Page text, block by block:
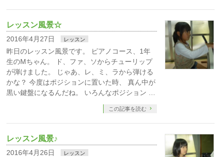
レッスン風景☆
2016年4月27日 レッスン
昨日のレッスン風景です。 ピアノコース、1年
生のMちゃん。 ド、ファ、ソからチューリップ
が弾けました。 じゃあ、レ、ミ、ラから弾ける
かな？ 今度はポジションに置いた時、 真ん中が
黒い鍵盤になるんだね。 いろんなポジション …
この記事を読む
レッスン風景♪
2016年4月26日 レッスン